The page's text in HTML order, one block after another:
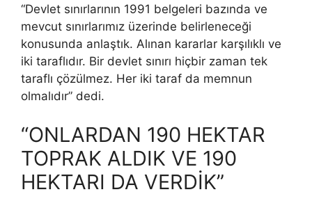
“Devlet sınırlarının 1991 belgeleri bazında ve
mevcut sınırlarımız üzerinde belirleneceği
konusunda anlaştık. Alınan kararlar karşılıklı ve
iki taraflıdır. Bir devlet sınırı hiçbir zaman tek
taraflı çözülmez. Her iki taraf da memnun
olmalıdır” dedi.
“ONLARDAN 190 HEKTAR
TOPRAK ALDIK VE 190
HEKTARI DA VERDİK”